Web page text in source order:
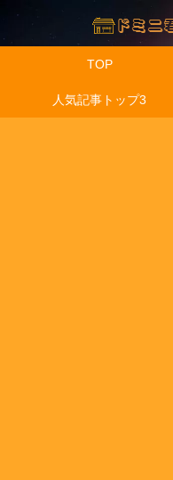
TOP
人気記事トップ3